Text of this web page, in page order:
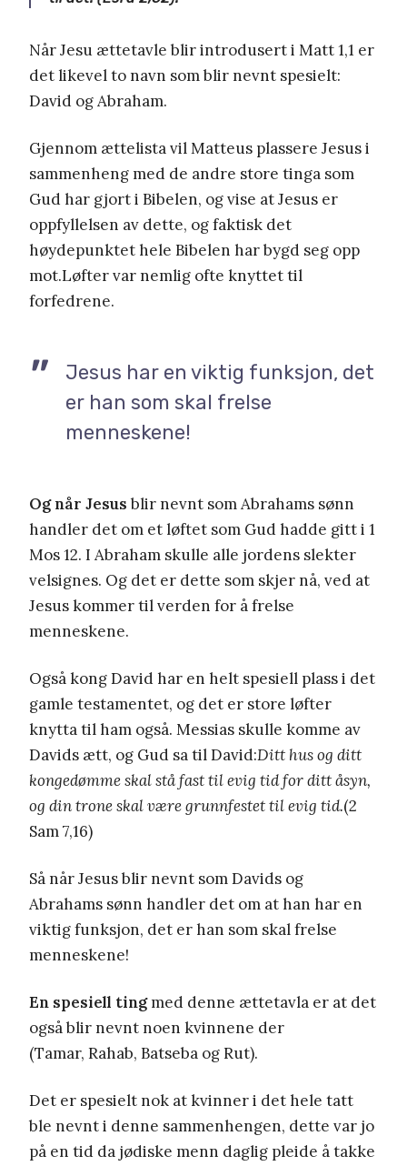
Når Jesu ættetavle blir introdusert i Matt 1,1 er
det likevel to navn som blir nevnt spesielt:
David og Abraham.
Gjennom ættelista vil Matteus plassere Jesus i
sammenheng med de andre store tinga som
Gud har gjort i Bibelen, og vise at Jesus er
oppfyllelsen av dette, og faktisk det
høydepunktet hele Bibelen har bygd seg opp
mot.Løfter var nemlig ofte knyttet til
forfedrene.
Jesus har en viktig funksjon, det
er han som skal frelse
menneskene!
Og når Jesusblir nevnt som Abrahams sønn
handler det om et løftet som Gud hadde gitt i 1
Mos 12. I Abraham skulle alle jordens slekter
velsignes. Og det er dette som skjer nå, ved at
Jesus kommer til verden for å frelse
menneskene.
Også kong David har en helt spesiell plass i det
gamle testamentet, og det er store løfter
knytta til ham også. Messias skulle komme av
Davids ætt, og Gud sa til David:Ditt hus og ditt
kongedømme skal stå fast til evig tid for ditt åsyn,
og din trone skal være grunnfestet til evig tid.(2
Sam 7,16)
Så når Jesus blir nevnt som Davids og
Abrahams sønn handler det om at han har en
viktig funksjon, det er han som skal frelse
menneskene!
En spesiell tingmed denne ættetavla er at det
også blir nevnt noen kvinnene der
(Tamar, Rahab, Batseba og Rut).
Det er spesielt nok at kvinner i det hele tatt
ble nevnt i denne sammenhengen, dette var jo
på en tid da jødiske menn daglig pleide å takke